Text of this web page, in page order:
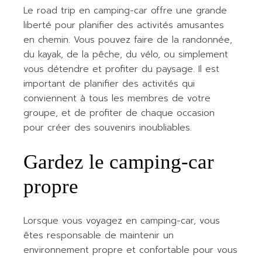
Le road trip en camping-car offre une grande
liberté pour planifier des activités amusantes
en chemin. Vous pouvez faire de la randonnée,
du kayak, de la pêche, du vélo, ou simplement
vous détendre et profiter du paysage. Il est
important de planifier des activités qui
conviennent à tous les membres de votre
groupe, et de profiter de chaque occasion
pour créer des souvenirs inoubliables.
Gardez le camping-car
propre
Lorsque vous voyagez en camping-car, vous
êtes responsable de maintenir un
environnement propre et confortable pour vous